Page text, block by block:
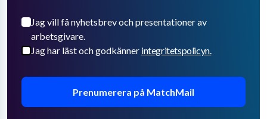
Jag vill få nyhetsbrev och presentationer av
arbetsgivare.
Jag har läst och godkänner integritetspolicyn.
Prenumerera på MatchMail